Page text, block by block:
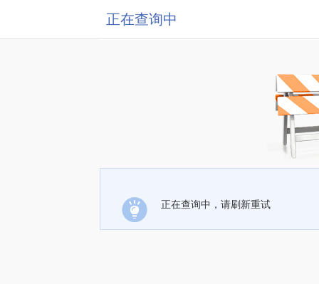
正在查询中
正在查询中，请刷新重试